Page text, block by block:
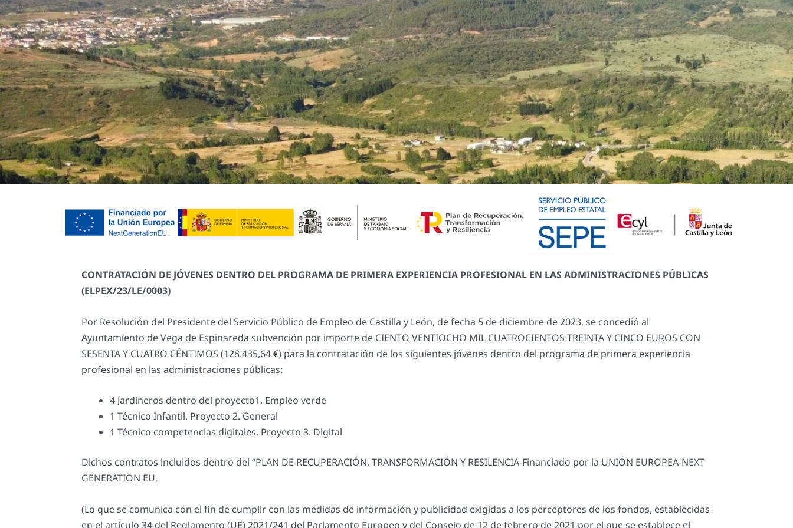
CONTRATACIÓN DE JÓVENES DENTRO DEL PROGRAMA DE PRIMERA EXPERIENCIA PROFESIONAL EN LAS ADMINISTRACIONES PÚBLICAS
(ELPEX/23/LE/0003)
Por Resolución del Presidente del Servicio Público de Empleo de Castilla y León, de fecha 5 de diciembre de 2023, se concedió al
Ayuntamiento de Vega de Espinareda subvención por importe de CIENTO VENTIOCHO MIL CUATROCIENTOS TREINTA Y CINCO EUROS CON
SESENTA Y CUATRO CÉNTIMOS (128.435,64 €) para la contratación de los siguientes jóvenes dentro del programa de primera experiencia
profesional en las administraciones públicas:
4 Jardineros dentro del proyecto1. Empleo verde
1 Técnico Infantil. Proyecto 2. General
1 Técnico competencias digitales. Proyecto 3. Digital
Dichos contratos incluidos dentro del “PLAN DE RECUPERACIÓN, TRANSFORMACIÓN Y RESILENCIA-Financiado por la UNIÓN EUROPEA-NEXT
GENERATION EU.
(Lo que se comunica con el fin de cumplir con las medidas de información y publicidad exigidas a los perceptores de los fondos, establecidas
en el artículo 34 del Reglamento (UE) 2021/241 del Parlamento Europeo y del Consejo de 12 de febrero de 2021 por el que se establece el